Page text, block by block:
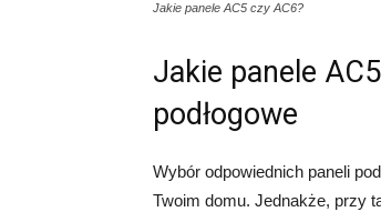
Jakie panele AC5 czy AC6?
Jakie panele
podłogowe
Wybór odpowiednich paneli
Twoim domu. Jednakże, przy